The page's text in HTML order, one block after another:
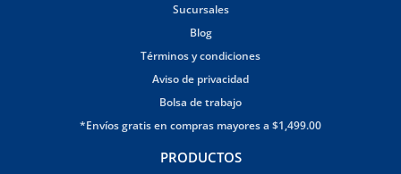
Sucursales
Blog
Términos y condiciones
Aviso de privacidad
Bolsa de trabajo
*Envíos gratis en compras mayores a $1,499.00
PRODUCTOS